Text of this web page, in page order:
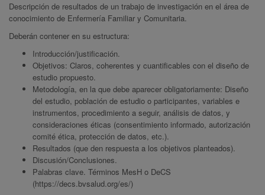
Descripción de resultados de un trabajo de investigación en el área de
conocimiento de Enfermería Familiar y Comunitaria.
Deberán contener en su estructura:
Introducción/justificación.
Objetivos: Claros, coherentes y cuantificables con el diseño de
estudio propuesto.
Metodología, en la que debe aparecer obligatoriamente: Diseño
del estudio, población de estudio o participantes, variables e
instrumentos, procedimiento a seguir, análisis de datos, y
consideraciones éticas (consentimiento informado, autorización
comité ética, protección de datos, etc.).
Resultados (que den respuesta a los objetivos planteados).
Discusión/Conclusiones.
Palabras clave. Términos MesH o DeCS
(https://decs.bvsalud.org/es/)